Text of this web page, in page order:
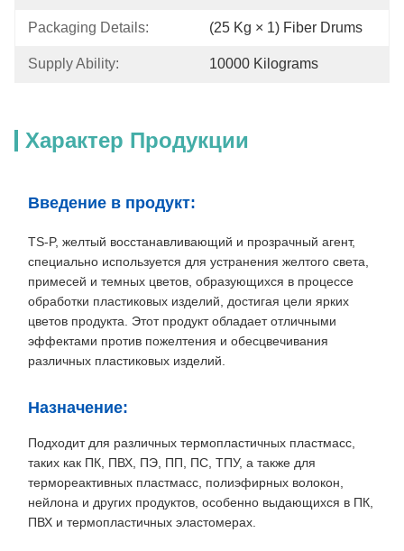
Packaging Details: (25 Kg × 1) Fiber Drums
Supply Ability: 10000 Kilograms
Характер Продукции
Введение в продукт:
TS-P, желтый восстанавливающий и прозрачный агент,
специально используется для устранения желтого света,
примесей и темных цветов, образующихся в процессе
обработки пластиковых изделий, достигая цели ярких
цветов продукта. Этот продукт обладает отличными
эффектами против пожелтения и обесцвечивания
различных пластиковых изделий.
Назначение:
Подходит для различных термопластичных пластмасс,
таких как ПК, ПВХ, ПЭ, ПП, ПС, ТПУ, а также для
термореактивных пластмасс, полиэфирных волокон,
нейлона и других продуктов, особенно выдающихся в ПК,
ПВХ и термопластичных эластомерах.